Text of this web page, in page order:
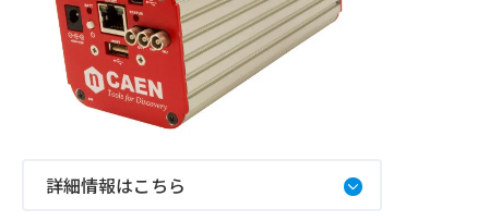
詳細情報はこちら